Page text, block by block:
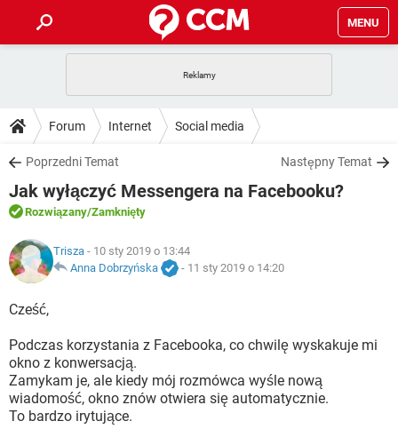
MENU
GRY WHATSAPP
SPOTIFY
INSTAGRAM FACEBOOK
WINDOWS 10
PORADY
PlayStation
SPOTIFY
INSTAGRAM
WINDOWS 10
DO POBRANIA
ANDROID TIKTOK
GRY
IOS
INSTAGRAM
WINDOWS 10
FORUM
COVID-19
GRY WHATSAPP
WINDOWS 10
ARTYKUŁY
COVID-19
GRY
SPOTIFY NETFLIX
INSTAGRAM FACEBOOK
WINDOWS 10
Forum Internet Social media
Poprzedni Temat Następny Temat
Jak wyłączyć Messengera na Facebooku?
Rozwiązany/Zamknięty
Trisza - 10 sty 2019 o 13:44
Anna Dobrzyńska
- 11 sty 2019 o 14:20
Cześć,
Podczas korzystania z Facebooka, co chwilę wyskakuje mi
okno z konwersacją.
Zamykam je, ale kiedy mój rozmówca wyśle nową
wiadomość, okno znów otwiera się automatycznie.
To bardzo irytujące.